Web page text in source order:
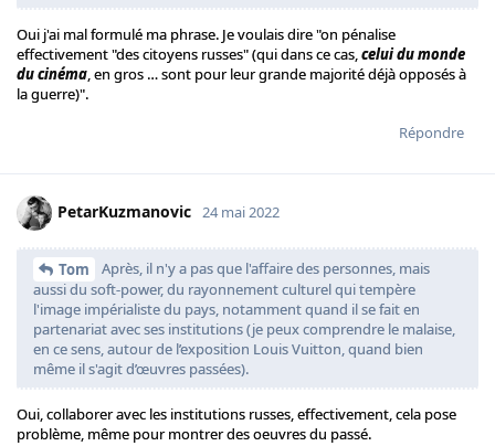
Oui j'ai mal formulé ma phrase. Je voulais dire "on pénalise
effectivement "des citoyens russes" (qui dans ce cas,celui du monde
du cinéma, en gros … sont pour leur grande majorité déjà opposés à
la guerre)".
Répondre
PetarKuzmanovic 24 mai 2022
Tom
Après, il n'y a pas que l'affaire des personnes, mais
aussi du soft-power, du rayonnement culturel qui tempère
l'image impérialiste du pays, notamment quand il se fait en
partenariat avec ses institutions (je peux comprendre le malaise,
en ce sens, autour de l’exposition Louis Vuitton, quand bien
même il s'agit d’œuvres passées).
Oui, collaborer avec les institutions russes, effectivement, cela pose
problème, même pour montrer des oeuvres du passé.